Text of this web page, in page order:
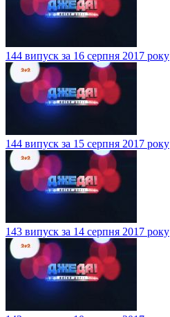
144 випуск за 16 серпня 2017 року
144 випуск за 15 серпня 2017 року
143 випуск за 14 серпня 2017 року